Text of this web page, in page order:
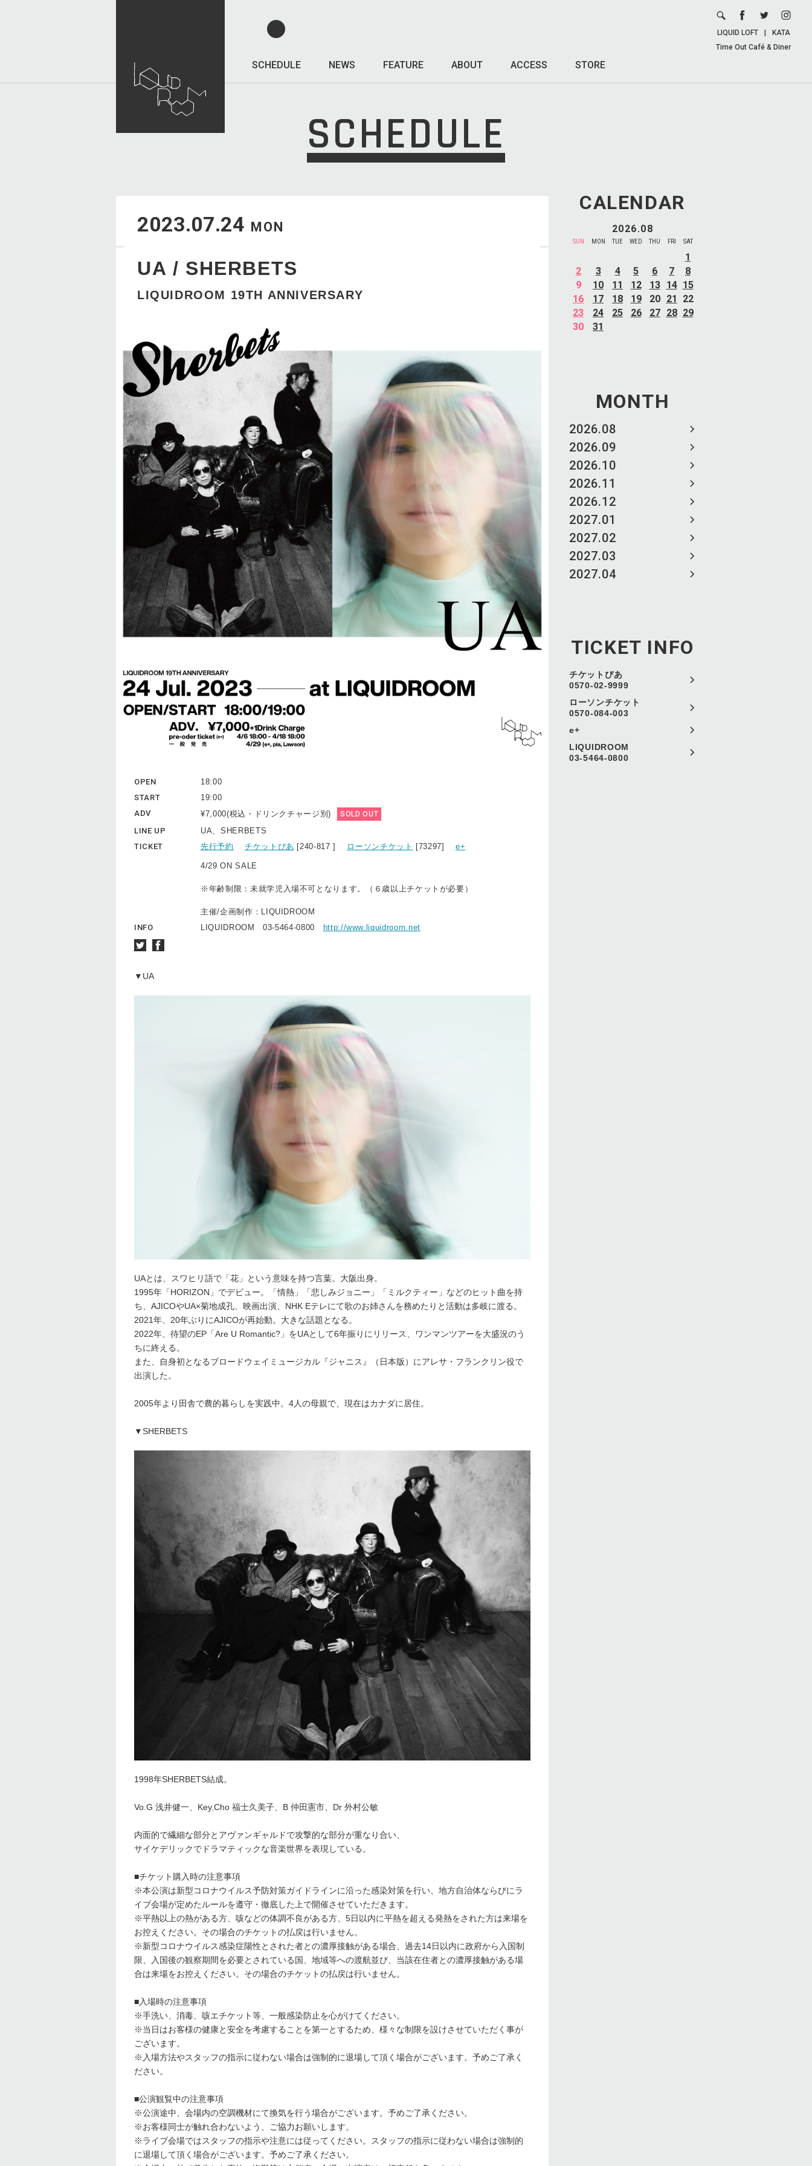
SCHEDULE NEWS FEATURE ABOUT ACCESS STORE
LIQUID LOFT
KATA
Time Out Café & Diner
SCHEDULE
CALENDAR
2026.08
SUN MON TUE WED THU FRI SAT
1
2
3 4 5 6 7
8
9
10 11 12 13 14 15
16
17 18 19 20 21
22
23
24 25 26 27 28 29
30
31
MONTH
2026.08
2026.09
2026.10
2026.11
2026.12
2027.01
2027.02
2027.03
2027.04
TICKET INFO
チケットぴあ
0570-02-9999
ローソンチケット
0570-084-003
e+
LIQUIDROOM
03-5464-0800
2023.07.24 MON
UA / SHERBETS
LIQUIDROOM 19TH ANNIVERSARY
OPEN
18:00
START
19:00
ADV
¥7,000(税込・ドリンクチャージ別) SOLD OUT
LINE UP
UA、SHERBETS
TICKET
先行予約 チケットぴあ [240-817 ] ローソンチケット [73297] e+
4/29 ON SALE
※年齢制限：未就学児入場不可となります。（６歳以上チケットが必要）
主催/企画制作：LIQUIDROOM
INFO
LIQUIDROOM 03-5464-0800 http://www.liquidroom.net
▼UA
UAとは、スワヒリ語で「花」という意味を持つ言葉。大阪出身。
1995年「HORIZON」でデビュー。「情熱」「悲しみジョニー」「ミルクティー」などのヒット曲を持
ち、AJICOやUA×菊地成孔、映画出演、NHK Eテレにて歌のお姉さんを務めたりと活動は多岐に渡る。
2021年、20年ぶりにAJICOが再始動。大きな話題となる。
2022年、待望のEP「Are U Romantic?」をUAとして6年振りにリリース、ワンマンツアーを大盛況のう
ちに終える。
また、自身初となるブロードウェイミュージカル『ジャニス』（日本版）にアレサ・フランクリン役で
出演した。
2005年より田舎で農的暮らしを実践中。4人の母親で、現在はカナダに居住。
▼SHERBETS
1998年SHERBETS結成。
Vo.G 浅井健一、 Key.Cho 福士久美子、 B 仲田憲市、 Dr 外村公敏
内面的で繊細な部分とアヴァンギャルドで攻撃的な部分が重なり合い、
サイケデリックでドラマティックな音楽世界を表現している。
■チケット購入時の注意事項
※本公演は新型コロナウイルス予防対策ガイドラインに沿った感染対策を行い、地方自治体ならびにラ
イブ会場が定めたルールを遵守・徹底した上で開催させていただきます。
※平熱以上の熱がある方、咳などの体調不良がある方、5日以内に平熱を超える発熱をされた方は来場を
お控えください。その場合のチケットの払戻は行いません。
※新型コロナウイルス感染症陽性とされた者との濃厚接触がある場合、過去14日以内に政府から入国制
限、入国後の観察期間を必要とされている国、地域等への渡航並び、当該在住者との濃厚接触がある場
合は来場をお控えください。その場合のチケットの払戻は行いません。
■入場時の注意事項
※手洗い、消毒、咳エチケット等、一般感染防止を心がけてください。
※当日はお客様の健康と安全を考慮することを第一とするため、様々な制限を設けさせていただく事が
ございます。
※入場方法やスタッフの指示に従わない場合は強制的に退場して頂く場合がございます。予めご了承く
ださい。
■公演観覧中の注意事項
※公演途中、会場内の空調機材にて換気を行う場合がございます。予めご了承ください。
※お客様同士が触れ合わないよう、ご協力お願いします。
※ライブ会場ではスタッフの指示や注意には従ってください。スタッフの指示に従わない場合は強制的
に退場して頂く場合がございます。予めご了承ください。